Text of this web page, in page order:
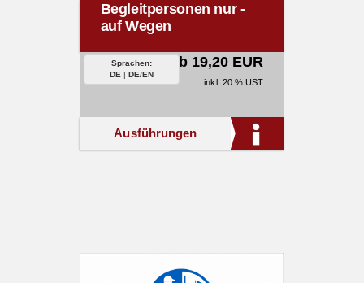
Begleitpersonen nur -
auf Wegen
Sprachen:
DE | DE/EN
ab 19,20 EUR
inkl. 20 % UST
Ausführungen